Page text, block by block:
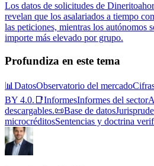
Los datos de solicitudes de
revelan que los asalariados a tiempo
las peticiones, mientras los autónomos
importe más elevado por grupo.
Profundiza en este tema
📊 DatosObservatorio del mercado
BY 4.0. 📑InformesInformes del sector
descargables.📜Base de datos
microcréditosSentencias y doctrina